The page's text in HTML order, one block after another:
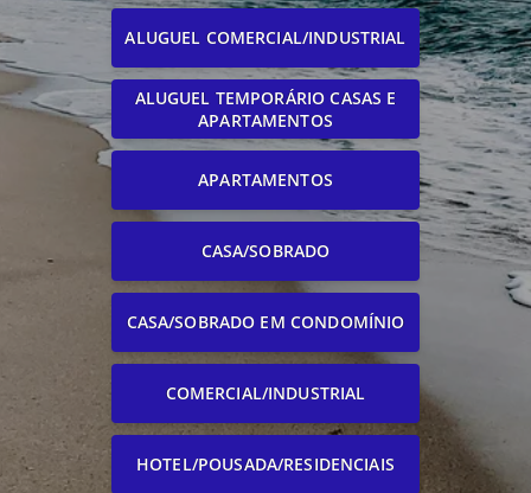
ALUGUEL COMERCIAL/INDUSTRIAL
ALUGUEL TEMPORÁRIO CASAS E
APARTAMENTOS
APARTAMENTOS
CASA/SOBRADO
CASA/SOBRADO EM CONDOMÍNIO
COMERCIAL/INDUSTRIAL
HOTEL/POUSADA/RESIDENCIAIS